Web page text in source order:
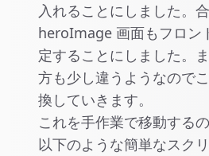
入れることにしました。
heroImage 画面もフロン
定することにしました。
方も少し違うようなので
換していきます。
これを手作業で移動する
以下のような簡単なスク